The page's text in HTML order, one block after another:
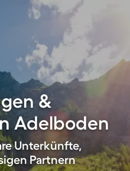
&
Adelboden
Unterkünfte,
Partnern